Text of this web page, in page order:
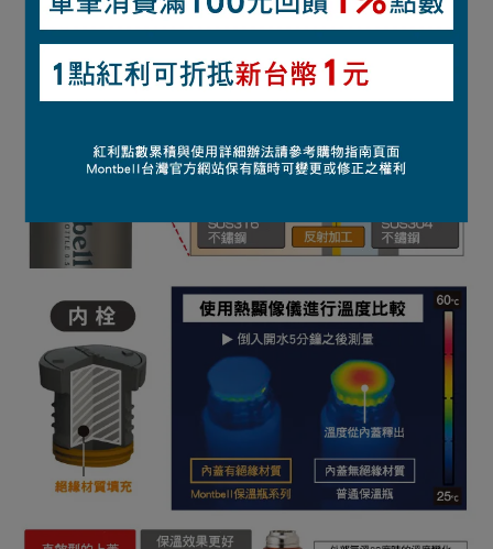
【補充說明】